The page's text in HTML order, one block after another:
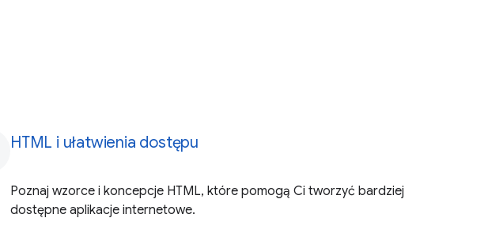
HTML i ułatwienia dostępu
Poznaj wzorce i koncepcje HTML, które pomogą Ci tworzyć bardziej
dostępne aplikacje internetowe.